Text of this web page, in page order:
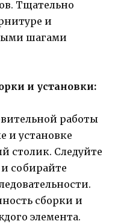
Тщательно
и
шагами
и установки:
работы
и установке
столик. Следуйте
собирайте
сборки и
элемента.